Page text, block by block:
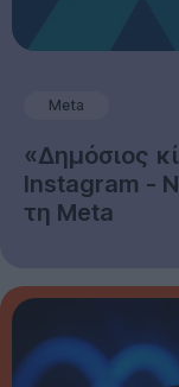
Meta
«Δημόσιος
Instagram -
τη Meta